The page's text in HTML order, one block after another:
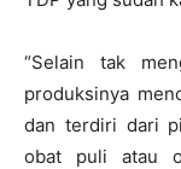
“Selain tak
produksinya
dan terdiri dari
obat puli atau